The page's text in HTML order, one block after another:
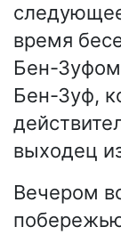
время
Бен-
Бен-Зуф,
выходец
Вечером